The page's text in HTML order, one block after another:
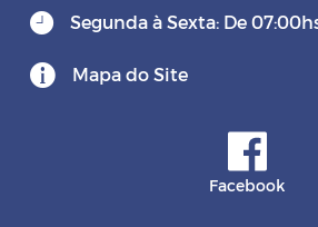
Segunda à Sexta: De
Mapa do Site
Facebook